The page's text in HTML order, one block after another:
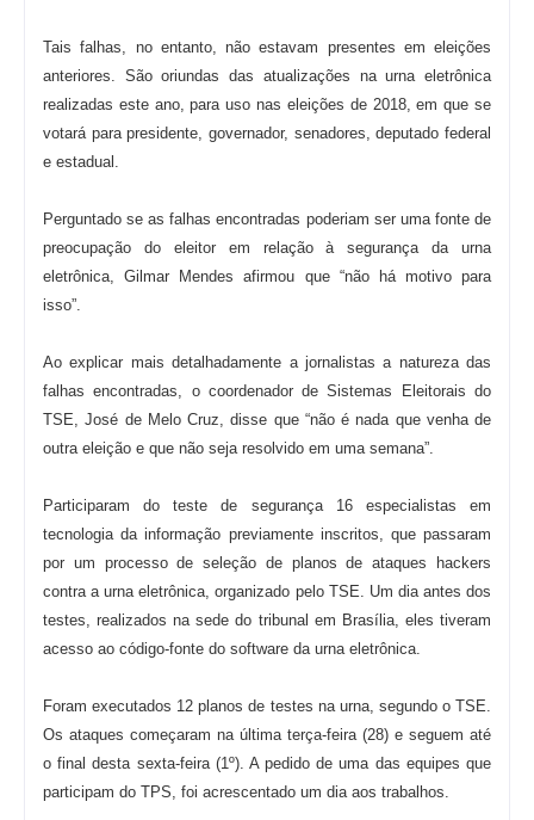
Tais falhas, no entanto, não estavam presentes em eleições
anteriores. São oriundas das atualizações na urna eletrônica
realizadas este ano, para uso nas eleições de 2018, em que se
votará para presidente, governador, senadores, deputado federal
e estadual.
Perguntado se as falhas encontradas poderiam ser uma fonte de
preocupação do eleitor em relação à segurança da urna
eletrônica, Gilmar Mendes afirmou que “não há motivo para
isso”.
Ao explicar mais detalhadamente a jornalistas a natureza das
falhas encontradas, o coordenador de Sistemas Eleitorais do
TSE, José de Melo Cruz, disse que “não é nada que venha de
outra eleição e que não seja resolvido em uma semana”.
Participaram do teste de segurança 16 especialistas em
tecnologia da informação previamente inscritos, que passaram
por um processo de seleção de planos de ataques hackers
contra a urna eletrônica, organizado pelo TSE. Um dia antes dos
testes, realizados na sede do tribunal em Brasília, eles tiveram
acesso ao código-fonte do software da urna eletrônica.
Foram executados 12 planos de testes na urna, segundo o TSE.
Os ataques começaram na última terça-feira (28) e seguem até
o final desta sexta-feira (1º). A pedido de uma das equipes que
participam do TPS, foi acrescentado um dia aos trabalhos.